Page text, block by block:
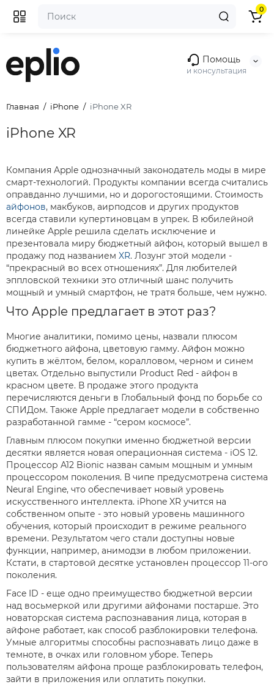
Помощь
и консультация
0
Главная iPhone iPhone XR
iPhone XR
Компания Apple однозначный законодатель моды в мире
смарт-технологий. Продукты компании всегда считались
оправданно лучшими, но и дорогостоящими. Стоимость
айфонов, макбуков, аирподсов и других продуктов
всегда ставили купертиновцам в упрек. В юбилейной
линейке Apple решила сделать исключение и
презентовала миру бюджетный айфон, который вышел в
продажу под названием XR. Лозунг этой модели -
“прекрасный во всех отношениях”. Для любителей
эппловской техники это отличный шанс получить
мощный и умный смартфон, не тратя больше, чем нужно.
Что Apple предлагает в этот раз?
Многие аналитики, помимо цены, назвали плюсом
бюджетного айфона, цветовую гамму. Айфон можно
купить в жёлтом, белом, коралловом, черном и синем
цветах. Отдельно выпустили Product Red - айфон в
красном цвете. В продаже этого продукта
перечисляются деньги в Глобальный фонд по борьбе со
СПИДом. Также Apple предлагает модели в собственно
разработанной гамме - “сером космосе”.
Главным плюсом покупки именно бюджетной версии
десятки является новая операционная система - iOS 12.
Процессор A12 Bionic назван самым мощным и умным
процессором поколения. В чипе предусмотрена система
Neural Engine, что обеспечивает новый уровень
искусственного интеллекта. iPhone XR учится на
собственном опыте - это новый уровень машинного
обучения, который происходит в режиме реального
времени. Результатом чего стали доступны новые
функции, например, анимодзи в любом приложении.
Кстати, в стартовой десятке установлен процессор 11-ого
поколения.
Face ID - еще одно преимущество бюджетной версии
над восьмеркой или другими айфонами постарше. Это
новаторская система распознавания лица, которая в
айфоне работает, как способ разблокировки телефона.
Умные алгоритмы способны распознавать лицо даже в
темноте, в очках или головном уборе. Теперь
пользователям айфона проще разблокировать телефон,
зайти в приложения или оплатить покупки.